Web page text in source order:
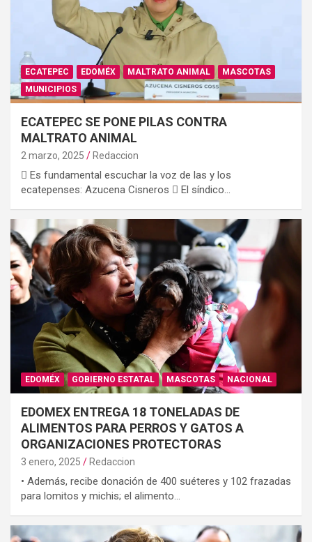
ECATEPEC EDOMÉX MALTRATO ANIMAL
MASCOTAS
MUNICIPIOS
ECATEPEC SE PONE PILAS CONTRA
MALTRATO ANIMAL
2 marzo, 2025 Redaccion
 Es fundamental escuchar la voz de las y los
ecatepenses: Azucena Cisneros  El síndico…
EDOMÉX GOBIERNO ESTATAL MASCOTAS NACIONAL
EDOMEX ENTREGA 18 TONELADAS DE
ALIMENTOS PARA PERROS Y GATOS A
ORGANIZACIONES PROTECTORAS
3 enero, 2025 Redaccion
• Además, recibe donación de 400 suéteres y 102 frazadas
para lomitos y michis; el alimento…